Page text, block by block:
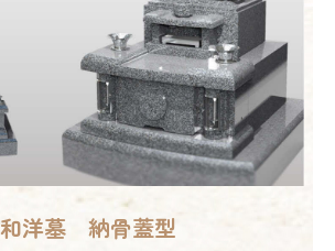
和洋墓 納骨蓋型